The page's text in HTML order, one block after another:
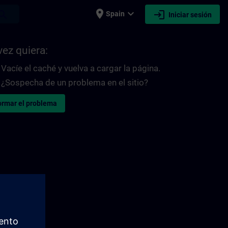
place Spain expand_more login Iniciar sesión
quiera:
Vacíe el caché y vuelva a cargar la página.
¿Sospecha de un problema en el sitio?
el problema